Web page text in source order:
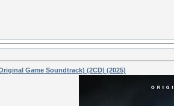
Game Soundtrack) (2CD) (2025)